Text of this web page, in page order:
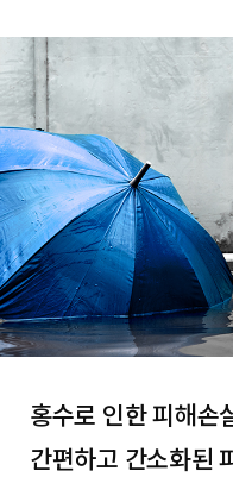
홍수로 인한 피해손
간편하고 간소화된